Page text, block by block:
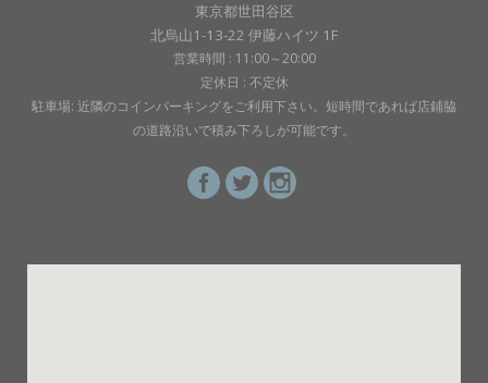
東京都世田谷区
北烏山1-13-22 伊藤ハイツ 1F
営業時間 : 11:00～20:00
定休日 : 不定休
駐車場: 近隣のコインパーキングをご利用下さい。短時間であれば店鋪脇
の道路沿いで積み下ろしが可能です。